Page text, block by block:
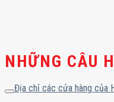
NHỮNG CÂU
Địa chỉ các cửa hàng của